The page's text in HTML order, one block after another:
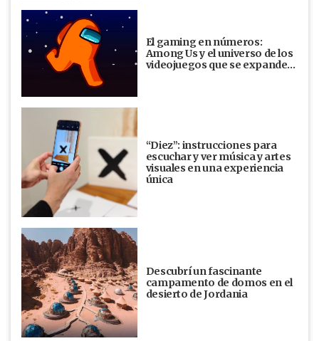
El gaming en números:
Among Us y el universo de los
videojuegos que se expande…
“Diez”: instrucciones para
escuchar y ver música y artes
visuales en una experiencia
única
Descubrí un fascinante
campamento de domos en el
desierto de Jordania